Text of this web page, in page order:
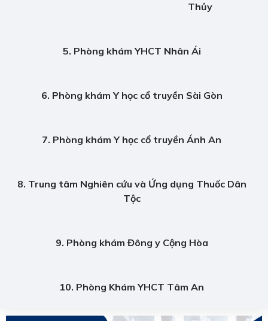
Thủy
5. Phòng khám YHCT Nhân Ái
6. Phòng khám Y học cổ truyền Sài Gòn
7. Phòng khám Y học cổ truyền Ánh An
8. Trung tâm Nghiên cứu và Ứng dụng Thuốc Dân
Tộc
9. Phòng khám Đông y Cộng Hòa
10. Phòng Khám YHCT Tâm An